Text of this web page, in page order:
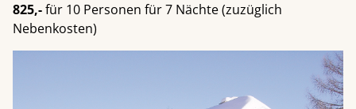
825,-für 10 Personen für 7 Nächte (zuzüglich
Nebenkosten)